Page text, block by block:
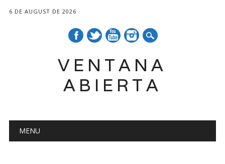
6 DE AUGUST DE 2026
VENTANA
ABIERTA
Main menu
MENU